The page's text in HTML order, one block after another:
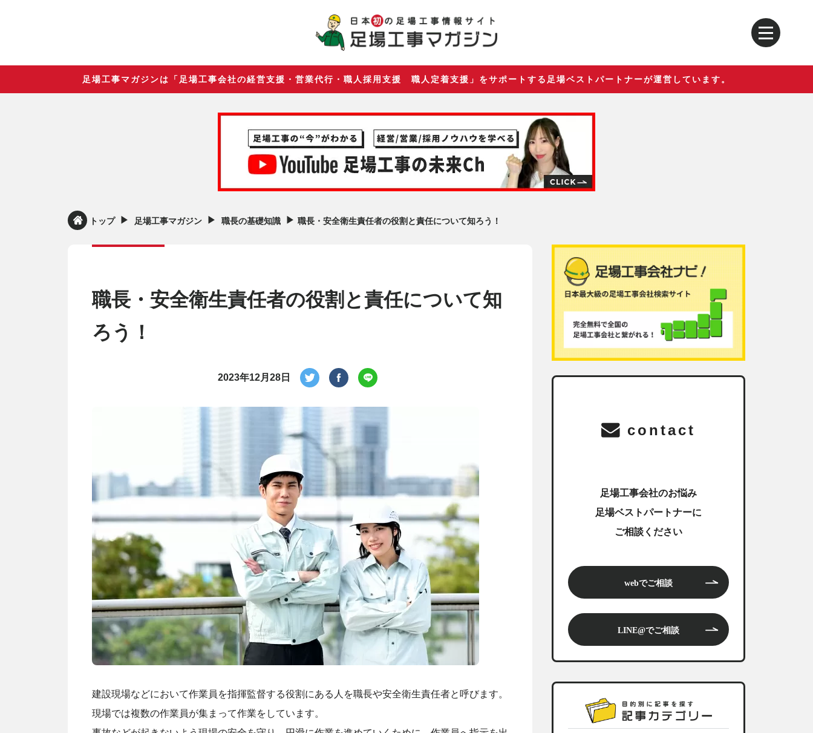
足場工事マガジンは「足場工事会社の経営支援・営業代行・職人採用支援 職人定着支援」をサポートする足場ベストパートナーが運営しています。
トップ ▶︎ 足場工事マガジン ▶︎ 職長の基礎知識 ▶︎ 職長・安全衛生責任者の役割と責任について知ろう！
職長・安全衛生責任者の役割と責任について知
ろう！
2023年12月28日
建設現場などにおいて作業員を指揮監督する役割にある人を職長や安全衛生責任者と呼びます。
現場では複数の作業員が集まって作業をしています。
contact
足場工事会社のお悩み
足場ベストパートナーに
ご相談ください
webでご相談
LINE@でご相談